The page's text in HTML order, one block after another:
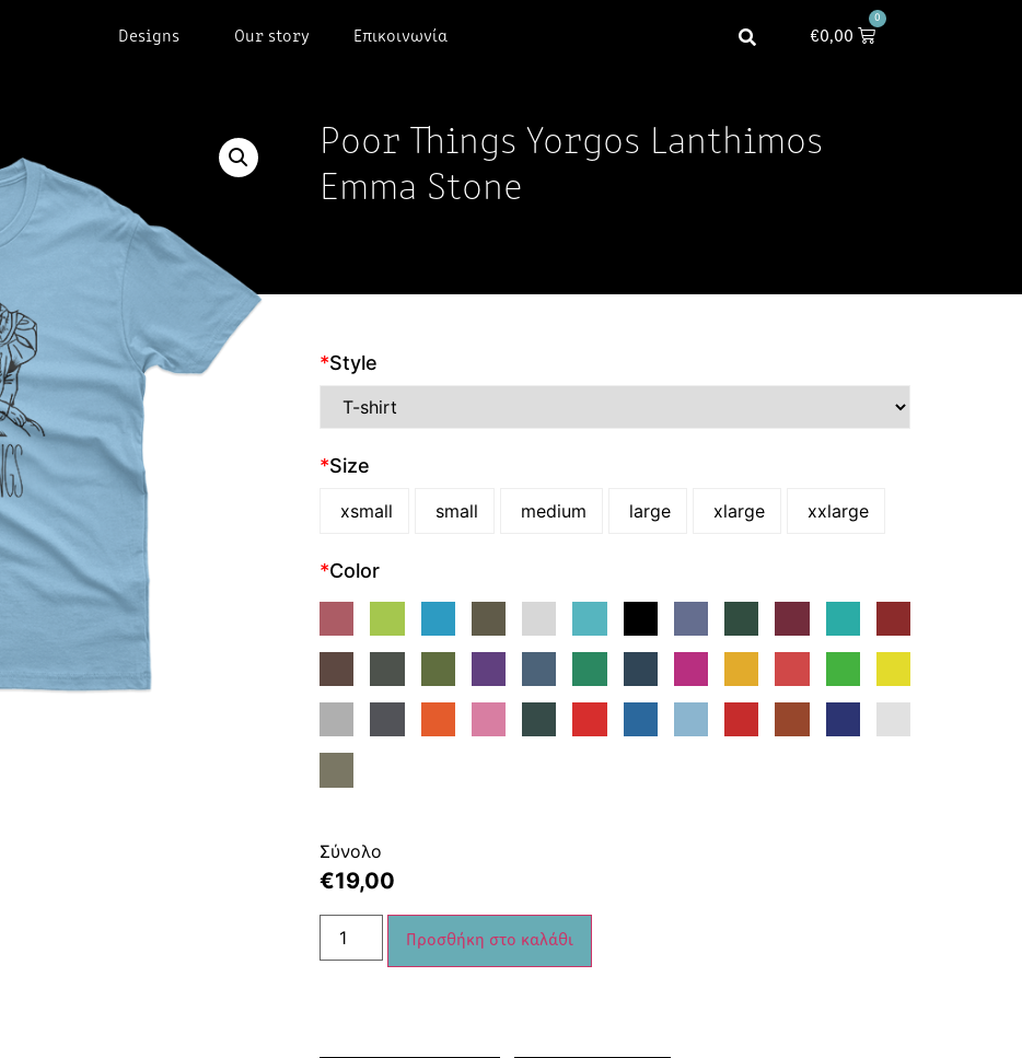
Designs Our story Επικοινωνία €0,00
0
Poor Things Yorgos Lanthimos
Emma Stone
*Style
*Size
xsmall small medium large xlarge xxlarge
*Color
Σύνολο
€19,00
Προσθήκη στο καλάθι